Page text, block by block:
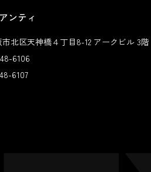
ンティ
北区天神橋４丁目8-12 アークビル 3階
6106
6107